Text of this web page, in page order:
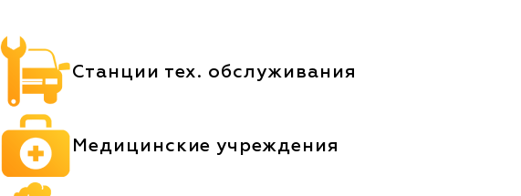
Станции тех. обслуживания
Медицинские учреждения